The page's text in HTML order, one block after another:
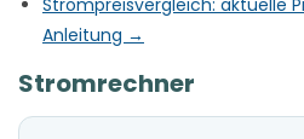
Anleitung →
Stromrechner